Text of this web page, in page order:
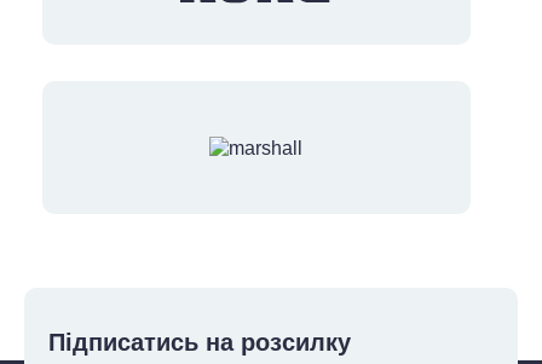
Підписатись на розсилку